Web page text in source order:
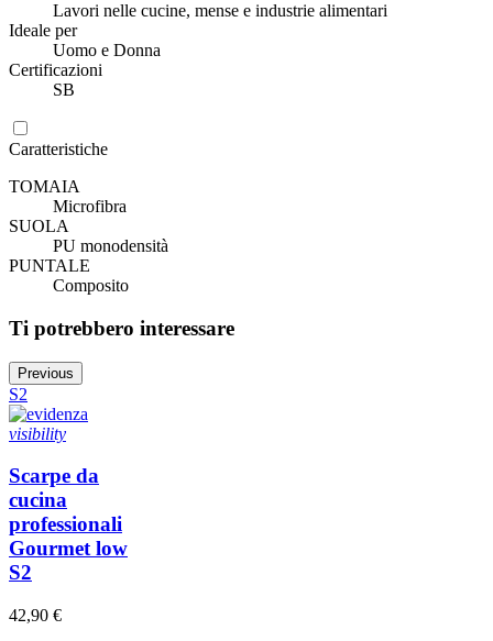
Lavori nelle cucine, mense e industrie alimentari
Ideale per
Uomo e Donna
Certificazioni
SB
Caratteristiche
TOMAIA
Microfibra
SUOLA
PU monodensità
PUNTALE
Composito
Ti potrebbero interessare
Previous
S2
visibility
Scarpe da
cucina
professionali
Gourmet low
S2
42,90 €